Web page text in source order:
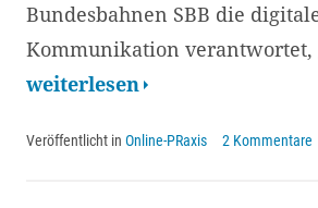
Bundesbahnen SBB die
Kommunikation
Digitale
der
weiterlesen
Veröffentlicht in Online-PRaxis 2 Kommentare